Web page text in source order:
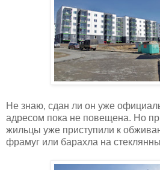
Не знаю, сдан ли он уже
адресом пока не повещена. Но
жильцы уже приступили к
фрамуг или барахла на